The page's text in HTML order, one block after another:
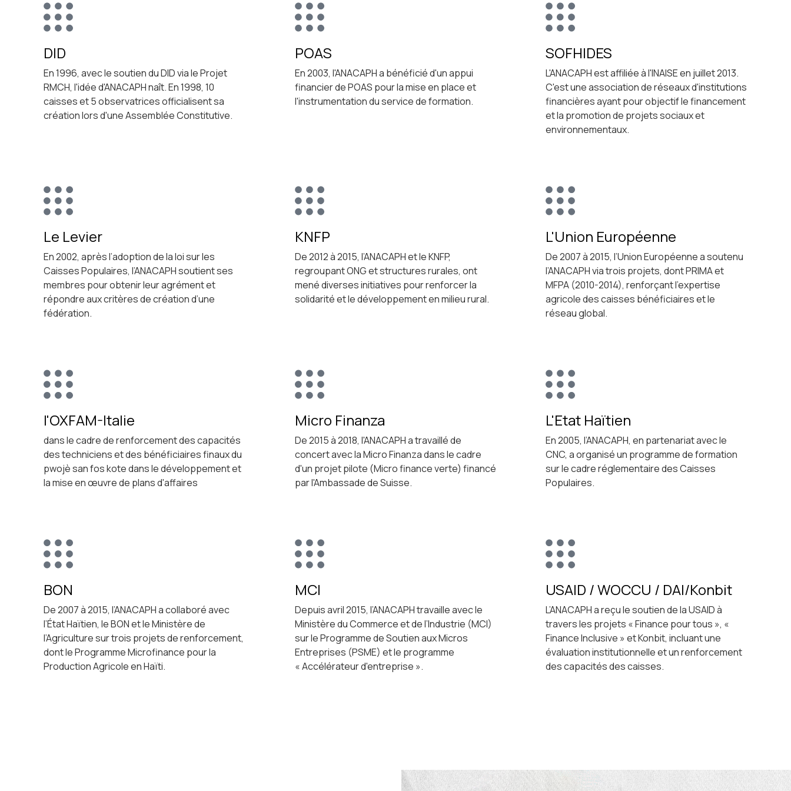
DID
En 1996, avec le soutien du DID via le Projet
RMCH, l'idée d'ANACAPH naît. En 1998, 10
caisses et 5 observatrices officialisent sa
création lors d'une Assemblée Constitutive.
POAS
En 2003, l'ANACAPH a bénéficié d'un appui
financier de POAS pour la mise en place et
l'instrumentation du service de formation.
SOFHIDES
L'ANACAPH est affiliée à l'INAISE en juillet 2013.
C'est une association de réseaux d'institutions
financières ayant pour objectif le financement
et la promotion de projets sociaux et
environnementaux.
Le Levier
En 2002, après l’adoption de la loi sur les
Caisses Populaires, l’ANACAPH soutient ses
membres pour obtenir leur agrément et
répondre aux critères de création d’une
fédération.
KNFP
De 2012 à 2015, l’ANACAPH et le KNFP,
regroupant ONG et structures rurales, ont
mené diverses initiatives pour renforcer la
solidarité et le développement en milieu rural.
L'Union Européenne
De 2007 à 2015, l’Union Européenne a soutenu
l’ANACAPH via trois projets, dont PRIMA et
MFPA (2010-2014), renforçant l’expertise
agricole des caisses bénéficiaires et le
réseau global.
l'OXFAM-Italie
dans le cadre de renforcement des capacités
des techniciens et des bénéficiaires finaux du
pwojè san fos kote dans le développement et
la mise en œuvre de plans d'affaires
Micro Finanza
De 2015 à 2018, l'ANACAPH a travaillé de
concert avec la Micro Finanza dans le cadre
d'un projet pilote (Micro finance verte) financé
par l'Ambassade de Suisse.
L'Etat Haïtien
En 2005, l’ANACAPH, en partenariat avec le
CNC, a organisé un programme de formation
sur le cadre réglementaire des Caisses
Populaires.
BON
De 2007 à 2015, l’ANACAPH a collaboré avec
l’État Haïtien, le BON et le Ministère de
l’Agriculture sur trois projets de renforcement,
dont le Programme Microfinance pour la
Production Agricole en Haïti.
MCI
Depuis avril 2015, l’ANACAPH travaille avec le
Ministère du Commerce et de l’Industrie (MCI)
sur le Programme de Soutien aux Micros
Entreprises (PSME) et le programme
« Accélérateur d'entreprise ».
USAID / WOCCU / DAI/Konbit
L’ANACAPH a reçu le soutien de la USAID à
travers les projets « Finance pour tous », «
Finance Inclusive » et Konbit, incluant une
évaluation institutionnelle et un renforcement
des capacités des caisses.